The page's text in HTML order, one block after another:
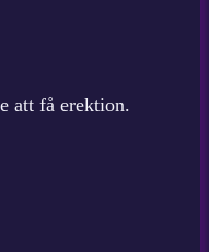
att få erektion.